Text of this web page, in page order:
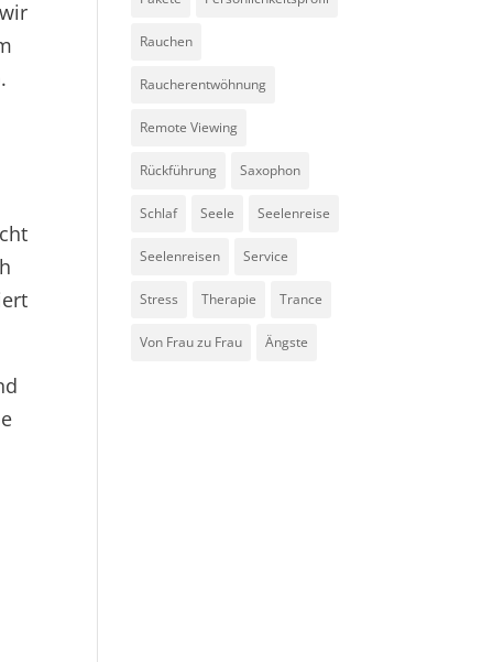
Rauchen
Raucherentwöhnung
Remote Viewing
Rückführung Saxophon
Schlaf Seele Seelenreise
Seelenreisen Service
Stress Therapie Trance
Von Frau zu Frau Ängste